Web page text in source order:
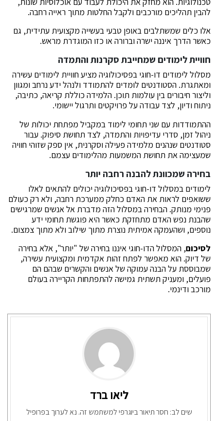
להבין תהליכים מורכבים ולקבל החלטות מתוך ראייה רחבה.
אלו כלים שמשתלבים באופן טבעי בעשייה מקצועית עתידית, גם
כאשר הדרך איננה ישרה וברורה או כזו המוגדרת מראש.
חוויית לימודים שמחייבת סקרנות והתמדה
מסלול לימודים דו-חוגי בפסיכולוגיה מציע חוויית לימודים עשירה
ומאתגרת. הסטודנטים לומדים להתמודד ולנהל ידע נרחב ומגוון
וליצור חיבורים בין עולמות תוכן. הלמידה כוללת קריאה, כתיבה,
ניתוח ודיון, לצד עבודה על פרויקטים ותרגול יישומי.
ההתמודדות עם שני תחומי לימוד במקביל מפתחת יכולות של
ניהול זמן, סדרי עדיפויות והתמדה, לצד תחושת סיפוק. עבור
סטודנטים שנהנים מלמידה פעילה וסקרנית, אין ספק שזוהי חוויה
שמעצימה את תחושת המשמעות מהלימודים עצמם.
בחירה שמכוונת להבנה רחבה יותר
לימודים במסלול דו-חוגי בפסיכולוגיה יכולים להתאים לאלו
ששואפים לראות את האדם כחלק ממערכת רחבה, ולא רק כעולם
פנימי מנותק. הבחירה במסלול הזה מדברת אל אנשים שמרגישים
שהבנת נפש האדם מתחזקת כאשר היא פוגשת תחומי ידע
נוספים, ושהעמקה אמיתית נוצרת מתוך שילוב ולא מתוך צמצום.
לסיכום, המסלול הדו-חוגי איננו בחירה של "יותר", אלא בחירה
של דיוק. הוא מאפשר לפתח זהות אקדמית ומקצועית עשירה,
שמבוססת על הבנה עמוקה של אנשים והקשרים שבהם הם
פועלים, ומעניק תשתית גמישה להתפתחות הקריירה בעולם
מורכב ודינמי.
ליאו ברד
שים לב: חסר תיאור ביוגרפי למשתמש זה. נא לערוך בפרופיל